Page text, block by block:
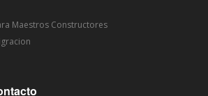
Maestros Constructores